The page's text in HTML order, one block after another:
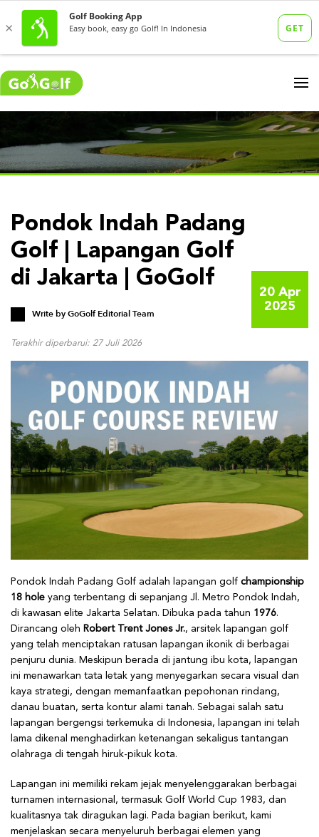
Pondok Indah Padang
Golf | Lapangan Golf
di Jakarta | GoGolf
20 Apr
2025
Write byGoGolf Editorial Team
Terakhir diperbarui: 27 Juli 2026
Pondok Indah Padang Golf adalah lapangan golf championship
18 hole yang terbentang di sepanjang Jl. Metro Pondok Indah,
di kawasan elite Jakarta Selatan. Dibuka pada tahun 1976.
Dirancang oleh Robert Trent Jones Jr., arsitek lapangan golf
yang telah menciptakan ratusan lapangan ikonik di berbagai
penjuru dunia. Meskipun berada di jantung ibu kota, lapangan
ini menawarkan tata letak yang menyegarkan secara visual dan
kaya strategi, dengan memanfaatkan pepohonan rindang,
danau buatan, serta kontur alami tanah. Sebagai salah satu
lapangan bergengsi terkemuka di Indonesia, lapangan ini telah
lama dikenal menghadirkan ketenangan sekaligus tantangan
olahraga di tengah hiruk-pikuk kota.
Lapangan ini memiliki rekam jejak menyelenggarakan berbagai
turnamen internasional, termasuk Golf World Cup 1983, dan
kualitasnya tak diragukan lagi. Pada bagian berikut, kami
menjelaskan secara menyeluruh berbagai elemen yang